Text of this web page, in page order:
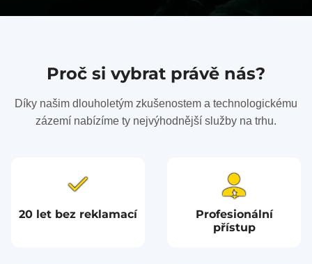
Proč si vybrat právě nás?
Díky našim dlouholetým zkušenostem a technologickému
zázemí nabízíme ty nejvýhodnější služby na trhu.
20 let bez reklamací
Profesionální
přístup